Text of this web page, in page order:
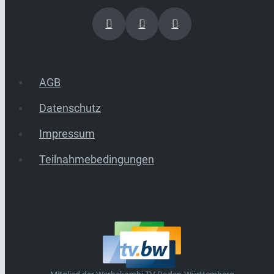
AGB
Datenschutz
Impressum
Teilnahmebedingungen